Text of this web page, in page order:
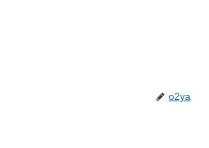
o2ya